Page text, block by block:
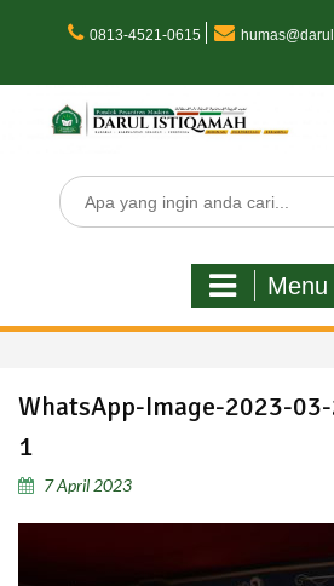
0813-4521-0615
Search
for:
Menu
WhatsApp-Image-2023-
1
7 April 2023